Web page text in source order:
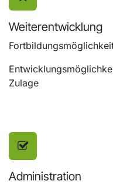
Weiterentwicklung
Zulage
Administration